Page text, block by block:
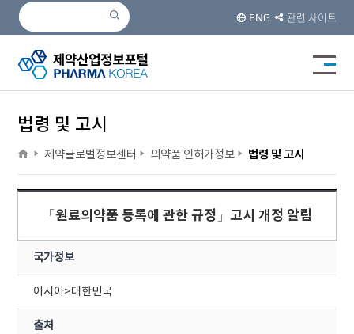
ENG 관련 사이트
검색
검색
법령 및 고시
home
>
제약글로벌정보센터 >
의약품 인허가정보 >
법령 및 고시
「원료의약품 등록에 관한 규정」고시 개정 알림
국가정보
아시아>대한민국
출처